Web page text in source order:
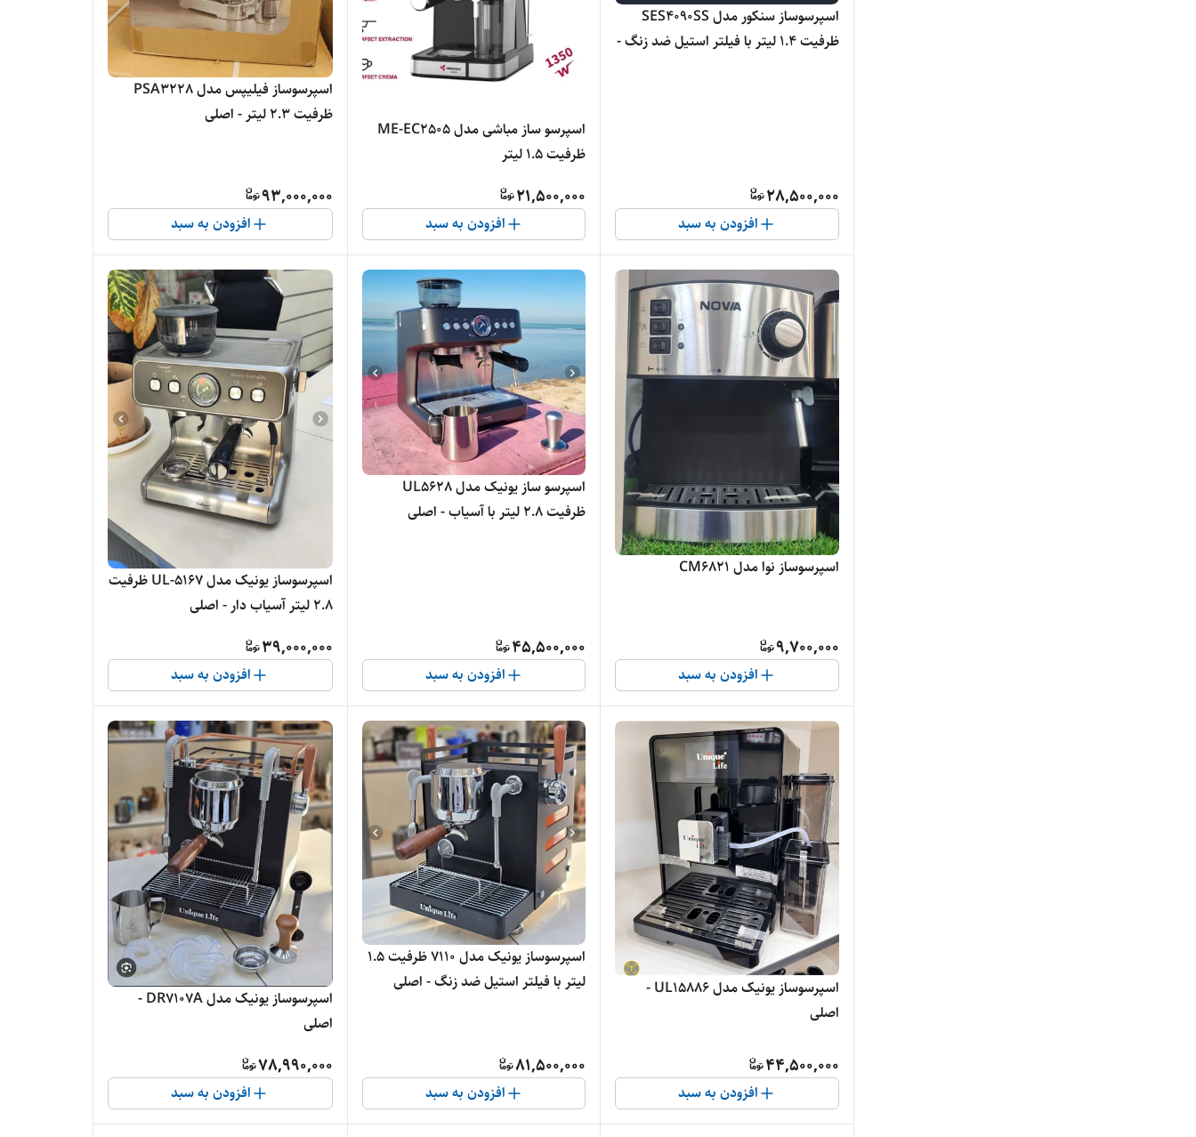
اسپرسوساز سنکور مدل SES4090SS
ظرفیت ۱.۴ لیتر با فیلتر استیل ضد زنگ -
28,500,000
افزودن به سبد
اسپرسو ساز مباشی مدل ME-EC2505
ظرفیت ۱.۵ لیتر
21,500,000
افزودن به سبد
اسپرسوساز فیلیپس مدل PSA3228
ظرفیت ۲.۳ لیتر - اصلی
93,000,000
افزودن به سبد
اسپرسوساز نوا مدل CM6821
9,700,000
افزودن به سبد
اسپرسو ساز یونیک مدل UL5628
ظرفیت ۲.۸ لیتر با آسیاب - اصلی
45,500,000
افزودن به سبد
اسپرسوساز یونیک مدل UL-5167 ظرفیت
۲.۸ لیتر آسیاب دار - اصلی
39,000,000
افزودن به سبد
اسپرسوساز یونیک مدل UL15886 -
اصلی
44,500,000
افزودن به سبد
اسپرسوساز یونیک مدل 7110 ظرفیت ۱.۵
لیتر با فیلتر استیل ضد زنگ - اصلی
81,500,000
افزودن به سبد
اسپرسوساز یونیک مدل DR7107A -
اصلی
78,990,000
افزودن به سبد